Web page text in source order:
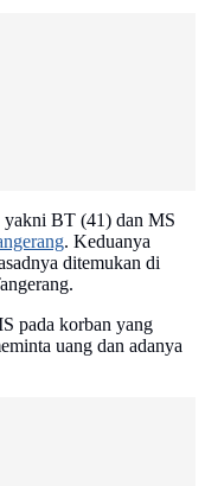
yakni BT (41) dan MS
. Keduanya
ditemukan di
pada korban yang
uang dan adanya